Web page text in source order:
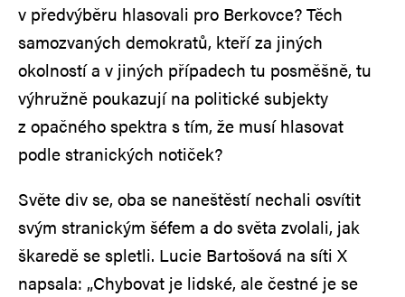
v předvýběru hlasovali pro Berkovce? Těch
samozvaných demokratů, kteří za jiných
okolností a v jiných případech tu posměšně, tu
výhružně poukazují na politické subjekty
z opačného spektra s tím, že musí hlasovat
podle stranických notiček?
Světe div se, oba se naneštěstí nechali osvítit
svým stranickým šéfem a do světa zvolali, jak
škaredě se spletli. Lucie Bartošová na síti X
napsala: „Chybovat je lidské, ale čestné je se